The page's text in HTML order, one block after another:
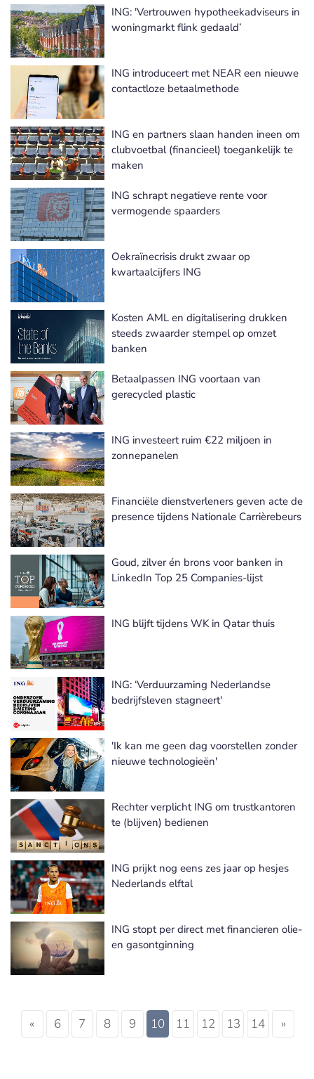
ING: 'Vertrouwen hypotheekadviseurs in
woningmarkt flink gedaald’
ING introduceert met NEAR een nieuwe
contactloze betaalmethode
ING en partners slaan handen ineen om
clubvoetbal (financieel) toegankelijk te
maken
ING schrapt negatieve rente voor
vermogende spaarders
Oekraïnecrisis drukt zwaar op
kwartaalcijfers ING
Kosten AML en digitalisering drukken
steeds zwaarder stempel op omzet
banken
Betaalpassen ING voortaan van
gerecycled plastic
ING investeert ruim €22 miljoen in
zonnepanelen
Financiële dienstverleners geven acte de
presence tijdens Nationale Carrièrebeurs
Goud, zilver én brons voor banken in
LinkedIn Top 25 Companies-lijst
ING blijft tijdens WK in Qatar thuis
ING: ‘Verduurzaming Nederlandse
bedrijfsleven stagneert'
'Ik kan me geen dag voorstellen zonder
nieuwe technologieën'
Rechter verplicht ING om trustkantoren
te (blijven) bedienen
ING prijkt nog eens zes jaar op hesjes
Nederlands elftal
ING stopt per direct met financieren olie-
en gasontginning
« 6 7 8 9 10 11 12 13 14 »